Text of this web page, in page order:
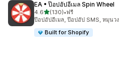
EA • ป๊อปอัปอีเมล Spin Wheel
4.6เต็ม 5 ดาว
(130)
ทั้งหมด 130 รีวิว
•ฟรี
ป๊อปอัปอีเมล, ป๊อปอัป SMS, หมุนว
Built for Shopify